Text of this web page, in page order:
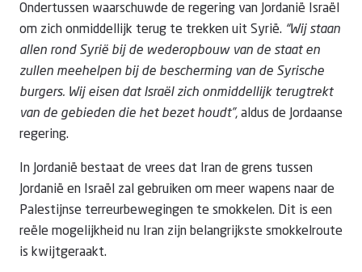
Ondertussen waarschuwde de regering van Jordanië Israël
om zich onmiddellijk terug te trekken uit Syrië. “Wij staan
allen rond Syrië bij de wederopbouw van de staat en
zullen meehelpen bij de bescherming van de Syrische
burgers. Wij eisen dat Israël zich onmiddellijk terugtrekt
van de gebieden die het bezet houdt”, aldus de Jordaanse
regering.
In Jordanië bestaat de vrees dat Iran de grens tussen
Jordanië en Israël zal gebruiken om meer wapens naar de
Palestijnse terreurbewegingen te smokkelen. Dit is een
reële mogelijkheid nu Iran zijn belangrijkste smokkelroute
is kwijtgeraakt.